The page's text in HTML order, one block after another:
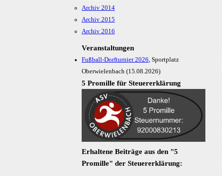
Archiv 2014
Archiv 2015
Archiv 2016
Veranstaltungen
Fußball-Dorfturnier 2026, Sportplatz
Oberwielenbach (15.08.2026)
5 Promille für Steuererklärung
Erhaltene Beiträge aus den "5
Promille" der Steuererklärung: